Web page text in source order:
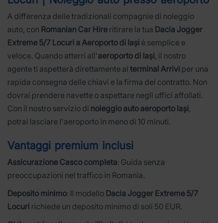
A differenza delle tradizionali compagnie di noleggio
auto, con Romanian Car Hire ritirare la tua Dacia Jogger
Extreme 5/7 Locuri a Aeroporto di Iași è semplice e
veloce. Quando atterri all'aeroporto di Iași, il nostro
agente ti aspetterà direttamente al terminal Arrivi per una
rapida consegna delle chiavi e la firma del contratto. Non
dovrai prendere navette o aspettare negli uffici affollati.
Con il nostro servizio di noleggio auto aeroporto Iași,
potrai lasciare l'aeroporto in meno di 10 minuti.
Vantaggi premium inclusi
Assicurazione Casco completa: Guida senza
preoccupazioni nel traffico in Romania.
Deposito minimo: Il modello Dacia Jogger Extreme 5/7
Locuri richiede un deposito minimo di soli 50 EUR.